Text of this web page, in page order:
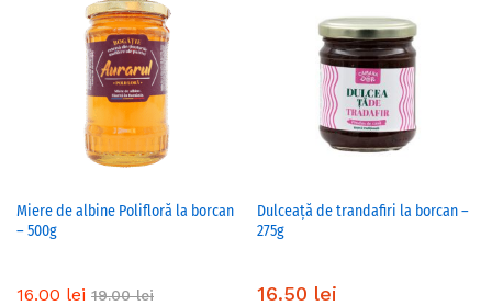
Miere de albine Polifloră la borcan
– 500g
16.00 lei 19.00lei
Dulceață de trandafiri la borcan –
275g
16.50 lei